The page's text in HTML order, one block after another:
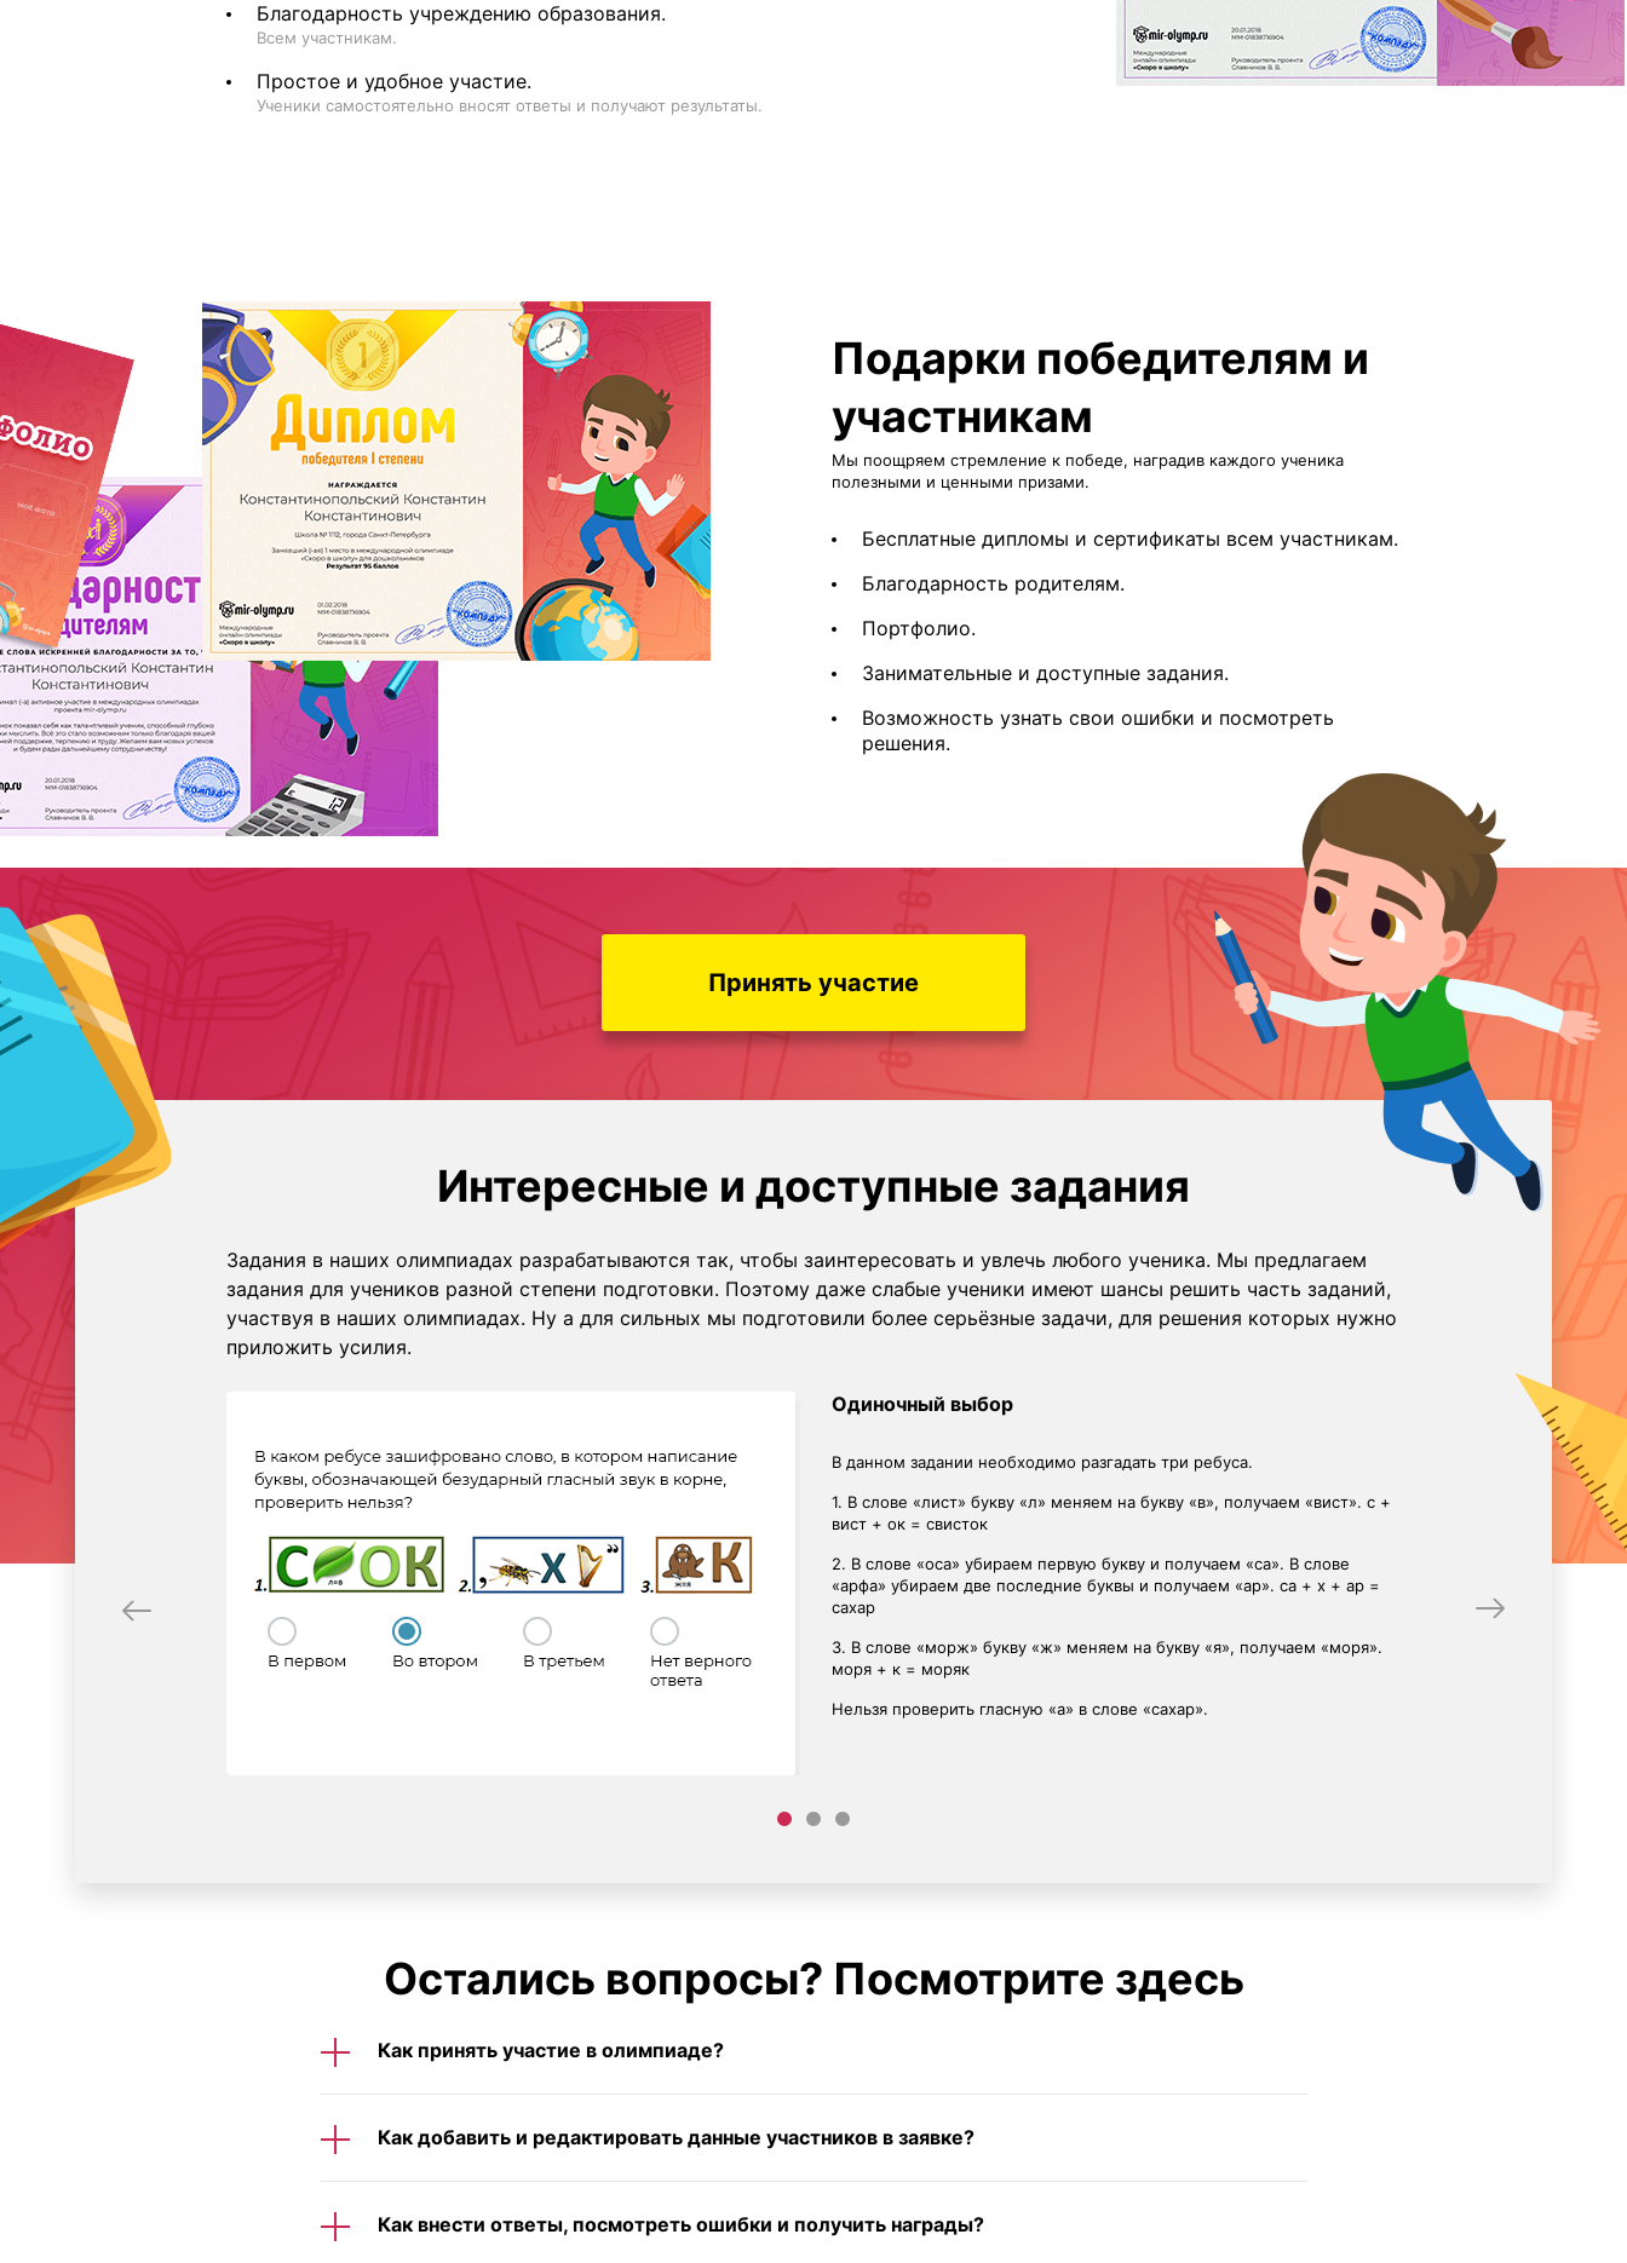
Благодарность учреждению образования.
Всем участникам.
Простое и удобное участие.
Ученики самостоятельно вносят ответы и получают результаты.
Подарки победителям и
участникам
Мы поощряем стремление к победе, наградив каждого ученика
полезными и ценными призами.
Бесплатные дипломы и сертификаты всем участникам.
Благодарность родителям.
Портфолио.
Занимательные и доступные задания.
Возможность узнать свои ошибки и посмотреть
решения.
Принять участие
Интересные и доступные задания
Задания в наших олимпиадах разрабатываются так, чтобы заинтересовать и увлечь любого ученика. Мы предлагаем
задания для учеников разной степени подготовки. Поэтому даже слабые ученики имеют шансы решить часть заданий,
участвуя в наших олимпиадах. Ну а для сильных мы подготовили более серьёзные задачи, для решения которых нужно
приложить усилия.
Множественный выбор
Данное задание подготовлено для учеников начальной школы.
картинки. На картинках изображены следующие животные: ослик,
волк, утка и львёнок. Из всех данных слов с гласного звука начинаются
Остались вопросы? Посмотрите здесь
Как принять участие в олимпиаде?
Как добавить и редактировать данные участников в заявке?
Как внести ответы, посмотреть ошибки и получить награды?